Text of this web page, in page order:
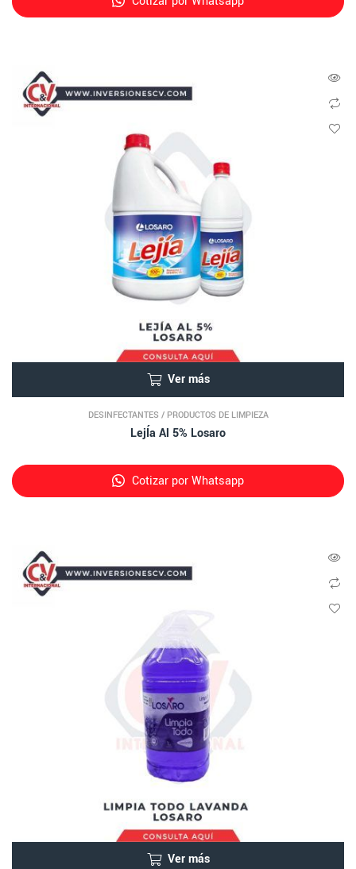
Ver más
DESINFECTANTES / PRODUCTOS DE LIMPIEZA
LejÍa Al 5% Losaro
Cotizar por Whatsapp
Ver más